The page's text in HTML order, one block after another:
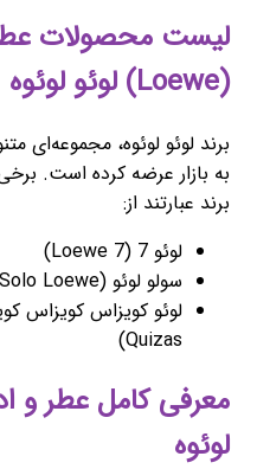
لیست محصولات
(Loewe) لوئو لوئوه
برند لوئو لوئوه، مجموعه‌ای
به بازار عرضه کرده است.
برند عبارتند از:
لوئو 7 (Loewe 7)
سولو لوئو (Solo Loewe)
Quizas)
لوئوه